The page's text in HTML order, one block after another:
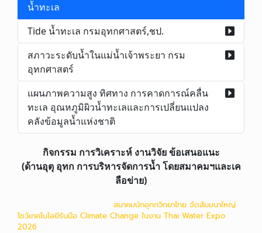
น้ำทะเล
Tide น้ำทะเล กรมอุทกศาสตร์,ชป.
สภาวะระดับน้ำในแม่น้ำเจ้าพระยา กรม
อุทกศาสตร์
แผนภาพความสูง ทิศทาง การคาดการณ์คลื่น
ทะเล อุณหภูมิผิวน้ำทะเลและการเปลี่ยนแปลง
คลังข้อมูลน้ำแห่งชาติ
กิจกรรม การวิเคราะห์ งานวิจัย ข้อเสนอแนะ
(ด้านอุตุ อุทก การบริหารจัดการน้ำ โดยสมาคมฯและเค
ลือข่าย)
สมาคมนักอุทกวิทยาไทย จัดสัมมนาใหญ่
โชว์เทคโนโลยีรับมือ Climate Change ในงาน Thai Water Expo
2026